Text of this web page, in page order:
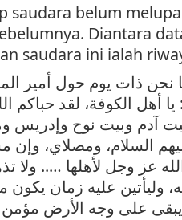
saudara belum
Diantara
saudara ini ialah
نحن ذات يوم حول أمير
أهل الكوفة، لقد حباكم
آدم وبيت نوح وإدريس
السلام، ومصلاي، وإن
عز وجل لأهلها ….. ولا
وليأتين عليه زمان
على وجه الأرض مؤمن